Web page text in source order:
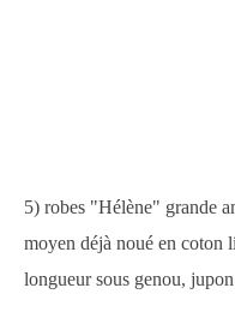
5) robes "Hélène" grande
moyen déjà noué en coton
longueur sous genou,